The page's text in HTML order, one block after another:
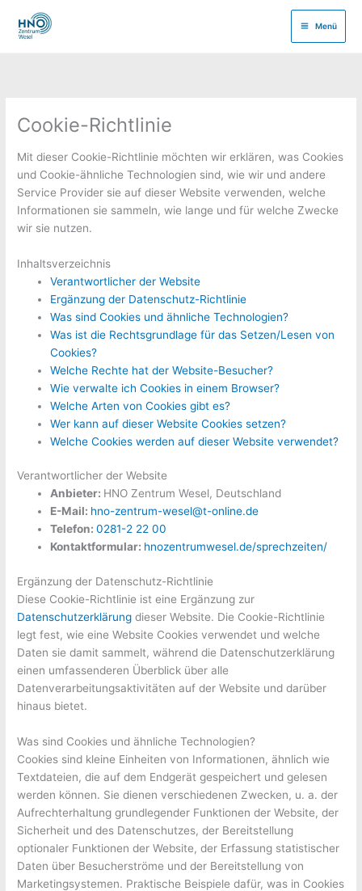
Inhalt
Menü
Cookie-Richtlinie
Mit dieser Cookie-Richtlinie möchten wir erklären, was Cookies
und Cookie-ähnliche Technologien sind, wie wir und andere
Service Provider sie auf dieser Website verwenden, welche
Informationen sie sammeln, wie lange und für welche Zwecke
wir sie nutzen.
Inhaltsverzeichnis
Verantwortlicher der Website
Ergänzung der Datenschutz-Richtlinie
Was sind Cookies und ähnliche Technologien?
Was ist die Rechtsgrundlage für das Setzen/Lesen von
Cookies?
Welche Rechte hat der Website-Besucher?
Wie verwalte ich Cookies in einem Browser?
Welche Arten von Cookies gibt es?
Wer kann auf dieser Website Cookies setzen?
Welche Cookies werden auf dieser Website verwendet?
Verantwortlicher der Website
Anbieter: HNO Zentrum Wesel, Deutschland
E-Mail: hno-zentrum-wesel@t-online.de
Telefon:0281-2 22 00
Kontaktformular: hnozentrumwesel.de/sprechzeiten/
Ergänzung der Datenschutz-Richtlinie
Diese Cookie-Richtlinie ist eine Ergänzung zur
Datenschutzerklärung dieser Website. Die Cookie-Richtlinie
legt fest, wie eine Website Cookies verwendet und welche
Daten sie damit sammelt, während die Datenschutzerklärung
einen umfassenderen Überblick über alle
Datenverarbeitungsaktivitäten auf der Website und darüber
hinaus bietet.
Was sind Cookies und ähnliche Technologien?
Cookies sind kleine Einheiten von Informationen, ähnlich wie
Textdateien, die auf dem Endgerät gespeichert und gelesen
werden können. Sie dienen verschiedenen Zwecken, u. a. der
Aufrechterhaltung grundlegender Funktionen der Website, der
Sicherheit und des Datenschutzes, der Bereitstellung
optionaler Funktionen der Website, der Erfassung statistischer
Daten über Besucherströme und der Bereitstellung von
Marketingsystemen. Praktische Beispiele dafür, was in Cookies